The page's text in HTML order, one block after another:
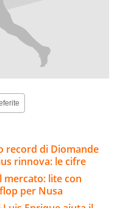
record di Diomande
rinnova: le cifre
mercato: lite con
per Nusa